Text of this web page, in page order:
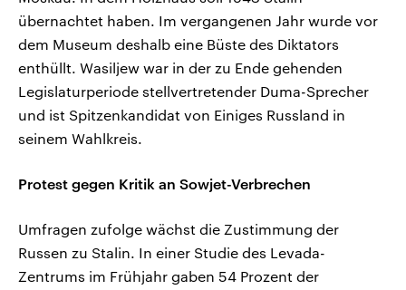
übernachtet haben. Im vergangenen Jahr wurde vor
dem Museum deshalb eine Büste des Diktators
enthüllt. Wasiljew war in der zu Ende gehenden
Legislaturperiode stellvertretender Duma-Sprecher
und ist Spitzenkandidat von Einiges Russland in
seinem Wahlkreis.
Protest gegen Kritik an Sowjet-Verbrechen
Umfragen zufolge wächst die Zustimmung der
Russen zu Stalin. In einer Studie des Levada-
Zentrums im Frühjahr gaben 54 Prozent der